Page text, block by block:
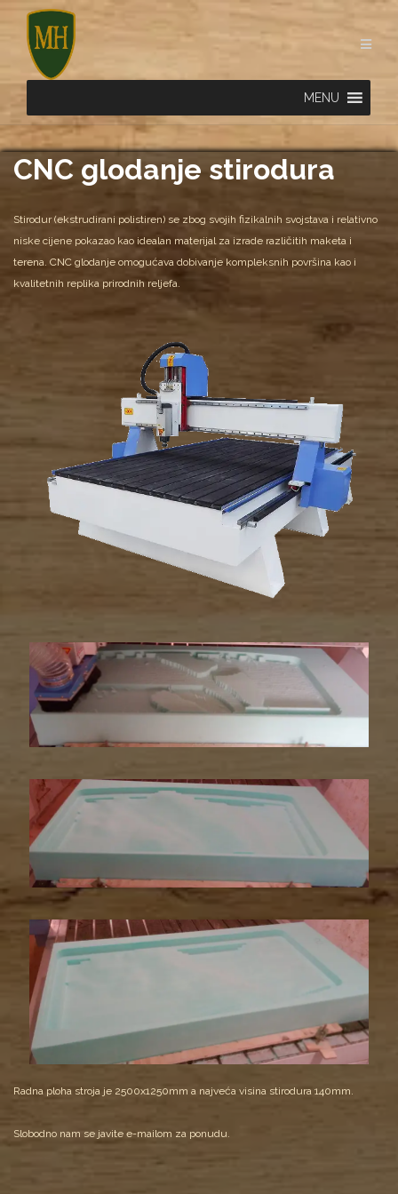
Skip
content
MENU
CNC glodanje stirodura
Stirodur (ekstrudirani polistiren) se zbog svojih fizikalnih svojstava i relativno
niske cijene pokazao kao idealan materijal za izrade različitih maketa i
terena. CNC glodanje omogućava dobivanje kompleksnih površina kao i
kvalitetnih replika prirodnih reljefa.
Radna ploha stroja je 2500x1250mm a najveća visina stirodura 140mm.
Slobodno nam se javite e-mailom za ponudu.